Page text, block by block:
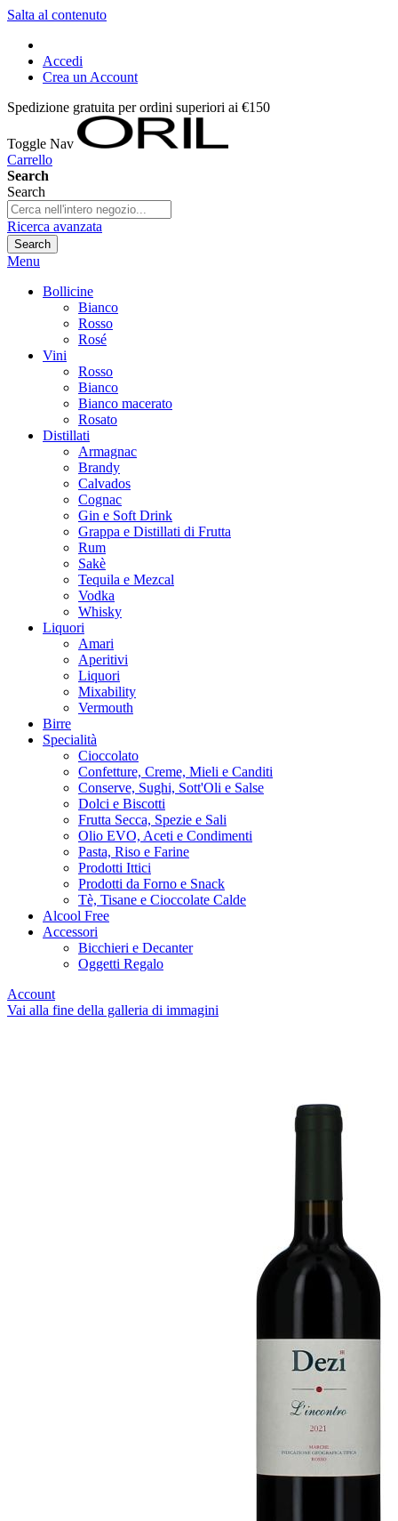
Salta al contenuto
Accedi
Crea un Account
Spedizione gratuita per ordini superiori ai €150
Toggle Nav
Carrello
Search
Search
Ricerca avanzata
Search
Menu
Bollicine
Bianco
Rosso
Rosé
Vini
Rosso
Bianco
Bianco macerato
Rosato
Distillati
Armagnac
Brandy
Calvados
Cognac
Gin e Soft Drink
Grappa e Distillati di Frutta
Rum
Sakè
Tequila e Mezcal
Vodka
Whisky
Liquori
Amari
Aperitivi
Liquori
Mixability
Vermouth
Birre
Specialità
Cioccolato
Confetture, Creme, Mieli e Canditi
Conserve, Sughi, Sott'Oli e Salse
Dolci e Biscotti
Frutta Secca, Spezie e Sali
Olio EVO, Aceti e Condimenti
Pasta, Riso e Farine
Prodotti Ittici
Prodotti da Forno e Snack
Tè, Tisane e Cioccolate Calde
Alcool Free
Accessori
Bicchieri e Decanter
Oggetti Regalo
Account
Vai alla fine della galleria di immagini